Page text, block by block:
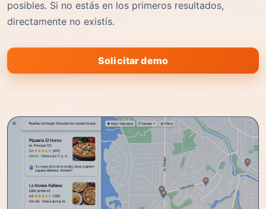
posibles. Si no estás en los primeros resultados,
directamente no existís.
Solicitar demo